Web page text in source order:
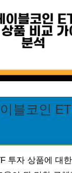
블코인
투자 상품에 대